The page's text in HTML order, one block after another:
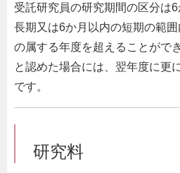
受託研究員の研究期間の区分は
長期又は6か月以内の短期の範
の属する年度を超えることがで
と認めた場合には、翌年度に更
です。
研究料